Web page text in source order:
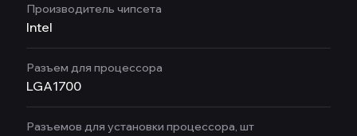
Производитель чипсета
Intel
Разъем для процессора
LGA1700
Разъемов для установки процессора, шт